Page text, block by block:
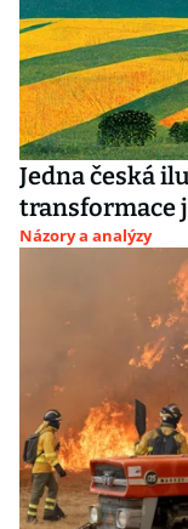
Jedna česká
transformace
Názory a analýzy